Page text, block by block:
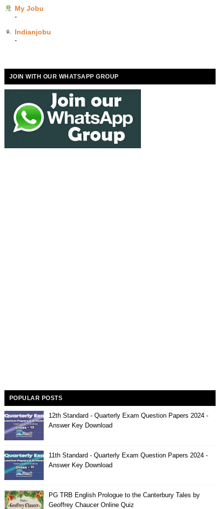
My Jobu
-
Indianjobu
-
JOIN WITH OUR WHATSAPP GROUP
POPULAR POSTS
12th Standard - Quarterly Exam Question Papers 2024 -
Answer Key Download
11th Standard - Quarterly Exam Question Papers 2024 -
Answer Key Download
PG TRB English Prologue to the Canterbury Tales by
Geoffrey Chaucer Online Quiz